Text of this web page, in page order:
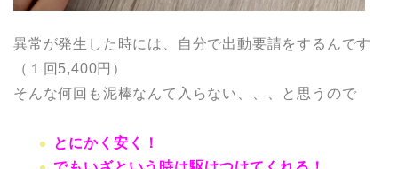
異常が発生した時には、自分で出動要請をするんです
（１回5,400円）
そんな何回も泥棒なんて入らない、、、と思うので
とにかく安く！